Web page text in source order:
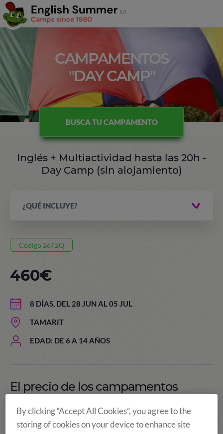
CAMPAMENTOS
"DAY CAMP"
BUSCA TU CAMPAMENTO
Inglés + Multiactividad hasta las 20h -
Day Camp (sin alojamiento)
¿QUÉ INCLUYE?
Código 26T2Q
8 DÍAS, DEL 28 JUN AL 05 JUL
TAMARIT
EDAD: DE 6 A 14 AÑOS
460€
El precio de los campamentos
By clicking “Accept All Cookies”, you agree to the
storing of cookies on your device to enhance site